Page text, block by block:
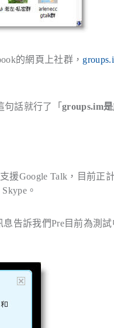
的網頁上社群，
句話就行了「groups.im
援Google Talk，目前正
。
告訴我們Pre目前為測